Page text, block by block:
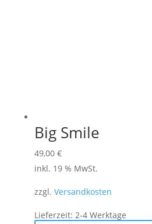
Big Smile
49,00 €
inkl. 19 % MwSt.
zzgl. Versandkosten
Lieferzeit: 2-4 Werktage